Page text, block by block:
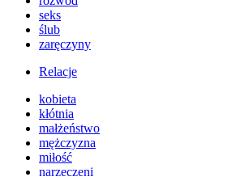
seks
ślub
zaręczyny
Relacje
kobieta
kłótnia
małżeństwo
mężczyzna
miłość
narzeczeni